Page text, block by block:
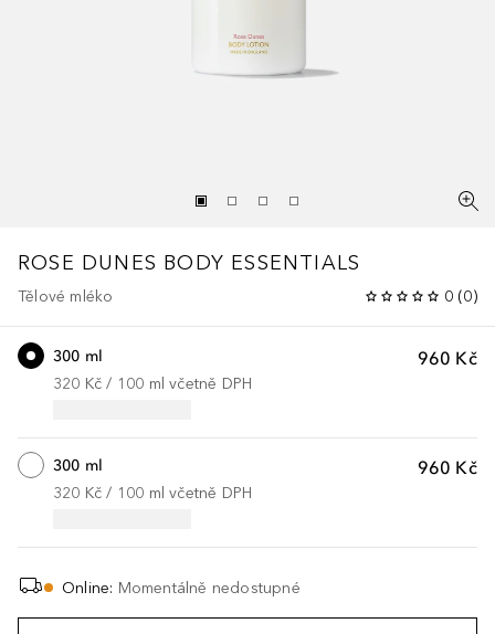
ROSE DUNES BODY ESSENTIALS
Tělové mléko 0 (0)
960 Kč
300 ml
320 Kč / 100 ml včetně DPH
960 Kč
300 ml
320 Kč / 100 ml včetně DPH
Online: Momentálně nedostupné